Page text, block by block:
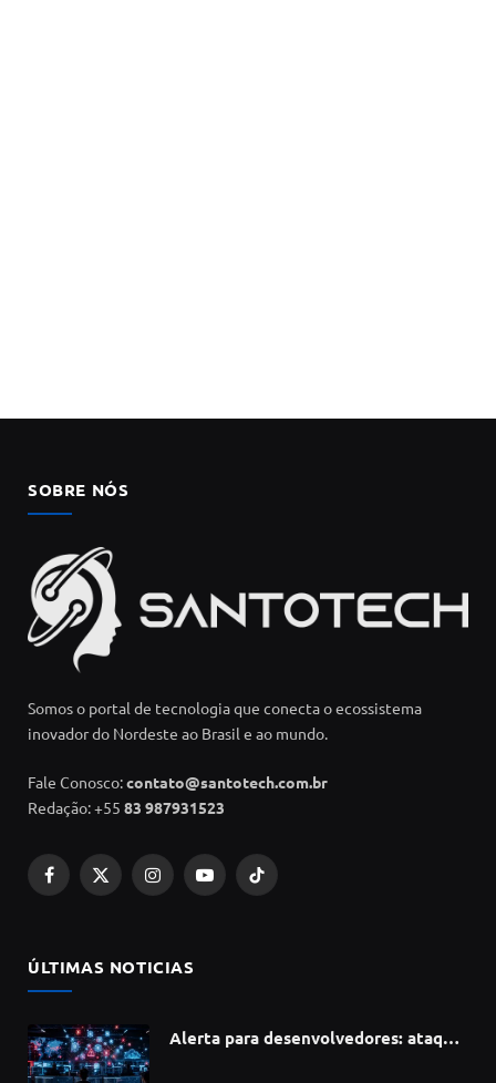
SOBRE NÓS
Somos o portal de tecnologia que conecta o ecossistema
inovador do Nordeste ao Brasil e ao mundo.
Fale Conosco:contato@santotech.com.br
Redação: +55 83 987931523
Facebook
X
InstagramYouTubeTikTok
ÚLTIMAS NOTICIAS
Alerta para desenvolvedores: ataque